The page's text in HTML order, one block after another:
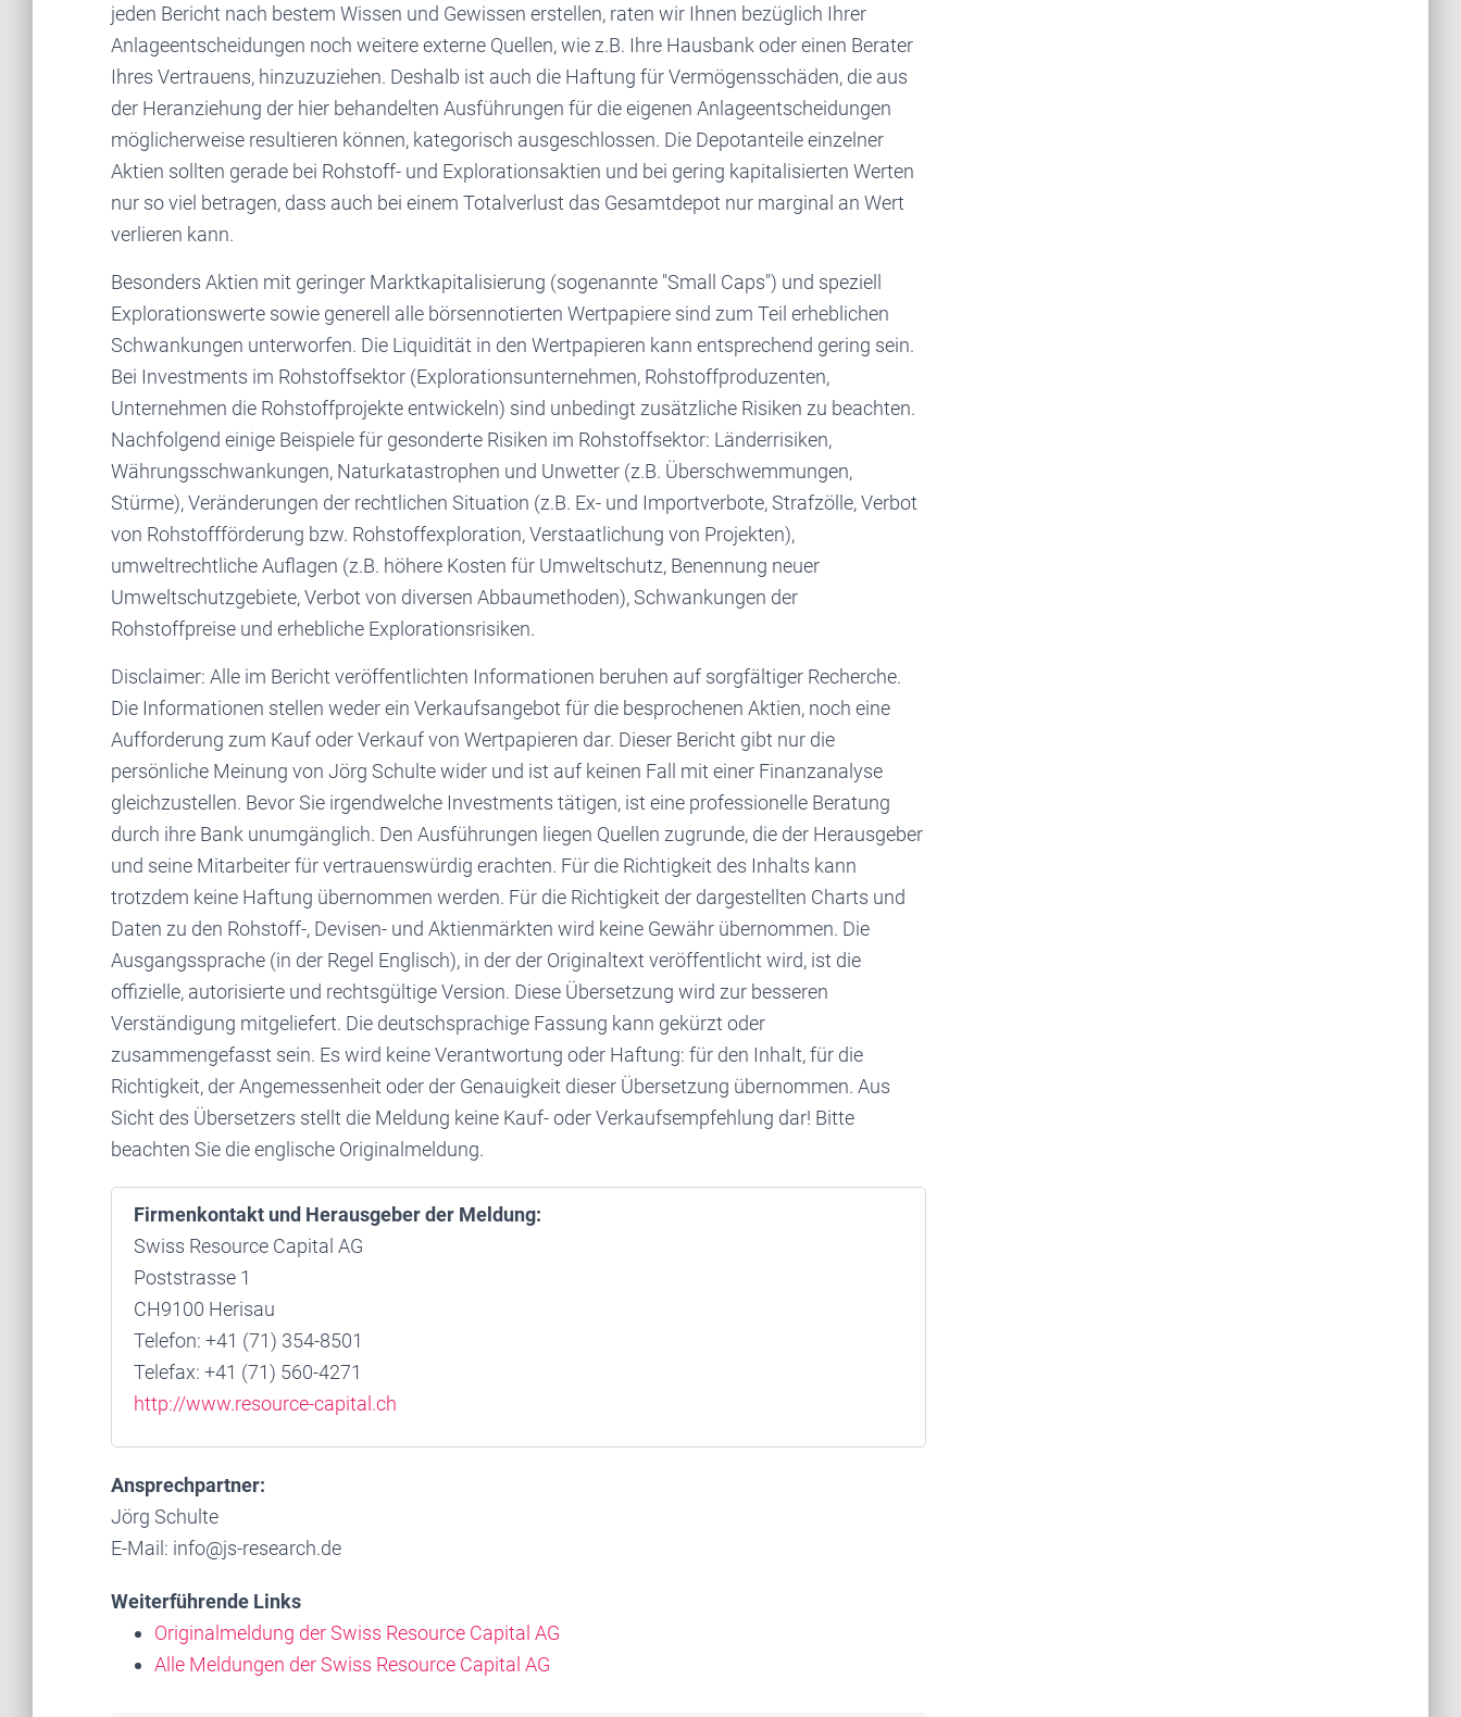
jeden Bericht nach bestem Wissen und Gewissen erstellen, raten wir Ihnen bezüglich Ihrer
Anlageentscheidungen noch weitere externe Quellen, wie z.B. Ihre Hausbank oder einen Berater
Ihres Vertrauens, hinzuzuziehen. Deshalb ist auch die Haftung für Vermögensschäden, die aus
der Heranziehung der hier behandelten Ausführungen für die eigenen Anlageentscheidungen
möglicherweise resultieren können, kategorisch ausgeschlossen. Die Depotanteile einzelner
Aktien sollten gerade bei Rohstoff- und Explorationsaktien und bei gering kapitalisierten Werten
nur so viel betragen, dass auch bei einem Totalverlust das Gesamtdepot nur marginal an Wert
verlieren kann.
Besonders Aktien mit geringer Marktkapitalisierung (sogenannte "Small Caps") und speziell
Explorationswerte sowie generell alle börsennotierten Wertpapiere sind zum Teil erheblichen
Schwankungen unterworfen. Die Liquidität in den Wertpapieren kann entsprechend gering sein.
Bei Investments im Rohstoffsektor (Explorationsunternehmen, Rohstoffproduzenten,
Unternehmen die Rohstoffprojekte entwickeln) sind unbedingt zusätzliche Risiken zu beachten.
Nachfolgend einige Beispiele für gesonderte Risiken im Rohstoffsektor: Länderrisiken,
Währungsschwankungen, Naturkatastrophen und Unwetter (z.B. Überschwemmungen,
Stürme), Veränderungen der rechtlichen Situation (z.B. Ex- und Importverbote, Strafzölle, Verbot
von Rohstoffförderung bzw. Rohstoffexploration, Verstaatlichung von Projekten),
umweltrechtliche Auflagen (z.B. höhere Kosten für Umweltschutz, Benennung neuer
Umweltschutzgebiete, Verbot von diversen Abbaumethoden), Schwankungen der
Rohstoffpreise und erhebliche Explorationsrisiken.
Disclaimer: Alle im Bericht veröffentlichten Informationen beruhen auf sorgfältiger Recherche.
Die Informationen stellen weder ein Verkaufsangebot für die besprochenen Aktien, noch eine
Aufforderung zum Kauf oder Verkauf von Wertpapieren dar. Dieser Bericht gibt nur die
persönliche Meinung von Jörg Schulte wider und ist auf keinen Fall mit einer Finanzanalyse
gleichzustellen. Bevor Sie irgendwelche Investments tätigen, ist eine professionelle Beratung
durch ihre Bank unumgänglich. Den Ausführungen liegen Quellen zugrunde, die der Herausgeber
und seine Mitarbeiter für vertrauenswürdig erachten. Für die Richtigkeit des Inhalts kann
trotzdem keine Haftung übernommen werden. Für die Richtigkeit der dargestellten Charts und
Daten zu den Rohstoff-, Devisen- und Aktienmärkten wird keine Gewähr übernommen. Die
Ausgangssprache (in der Regel Englisch), in der der Originaltext veröffentlicht wird, ist die
offizielle, autorisierte und rechtsgültige Version. Diese Übersetzung wird zur besseren
Verständigung mitgeliefert. Die deutschsprachige Fassung kann gekürzt oder
zusammengefasst sein. Es wird keine Verantwortung oder Haftung: für den Inhalt, für die
Richtigkeit, der Angemessenheit oder der Genauigkeit dieser Übersetzung übernommen. Aus
Sicht des Übersetzers stellt die Meldung keine Kauf- oder Verkaufsempfehlung dar! Bitte
beachten Sie die englische Originalmeldung.
Firmenkontakt und Herausgeber der Meldung:
Swiss Resource Capital AG
Poststrasse 1
CH9100 Herisau
Telefon: +41 (71) 354-8501
Telefax: +41 (71) 560-4271
http://www.resource-capital.ch
Ansprechpartner:
Jörg Schulte
E-Mail: info@js-research.de
Weiterführende Links
Originalmeldung der Swiss Resource Capital AG
Alle Meldungen der Swiss Resource Capital AG